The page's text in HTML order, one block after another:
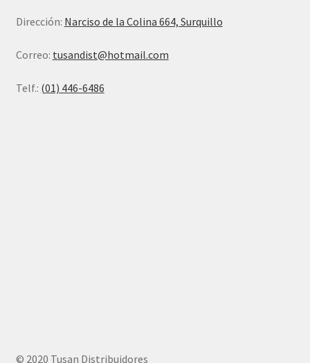
Dirección: Narciso de la Colina 664, Surquillo
Correo: tusandist@hotmail.com
Telf.: (01) 446-6486
© 2020 Tusan Distribuidores